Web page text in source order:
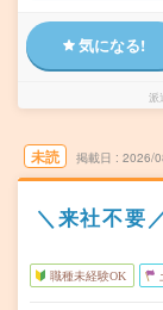
気になる!
派
未読 掲載日 2026/
＼来社不要
職種未経験OK